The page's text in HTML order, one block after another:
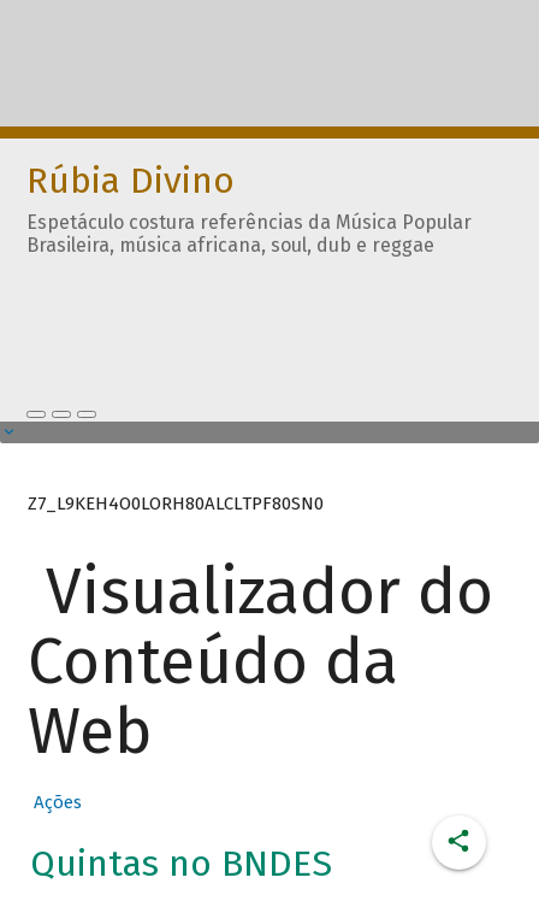
Rúbia Divino
Espetáculo costura referências da Música Popular
Brasileira, música africana, soul, dub e reggae
Z7_L9KEH4O0LORH80ALCLTPF80SN0
Visualizador do
Conteúdo da
Web
Ações
Quintas no BNDES